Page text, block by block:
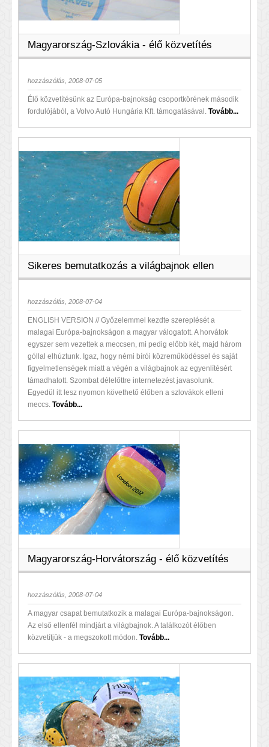
Magyarország-Szlovákia - élő közvetítés
hozzászólás, 2008-07-05
Élő közvetítésünk az Európa-bajnokság csoportkörének második
fordulójából, a Volvo Autó Hungária Kft. támogatásával. Tovább...
Sikeres bemutatkozás a világbajnok ellen
hozzászólás, 2008-07-04
ENGLISH VERSION // Győzelemmel kezdte szereplését a
malagai Európa-bajnokságon a magyar válogatott. A horvátok
egyszer sem vezettek a meccsen, mi pedig előbb két, majd három
góllal elhúztunk. Igaz, hogy némi bírói közreműködéssel és saját
figyelmetlenségek miatt a végén a világbajnok az egyenlítésért
támadhatott. Szombat délelőttre internetezést javasolunk.
Egyedül itt lesz nyomon követhető élőben a szlovákok elleni
meccs. Tovább...
Magyarország-Horvátország - élő közvetítés
hozzászólás, 2008-07-04
A magyar csapat bemutatkozik a malagai Európa-bajnokságon.
Az első ellenfél mindjárt a világbajnok. A találkozót élőben
közvetítjük - a megszokott módon. Tovább...